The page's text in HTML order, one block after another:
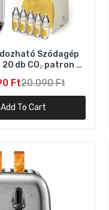
gép – CO₂
2‑Szeletes
Szódagép
20 db CO₂ patron –
Ft20.090 Ft
Add To Cart